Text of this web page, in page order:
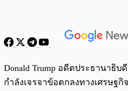
Donald Trump อดีตประธานาธิบ
กำลังเจรจาข้อตกลงทางเศรษฐกิ